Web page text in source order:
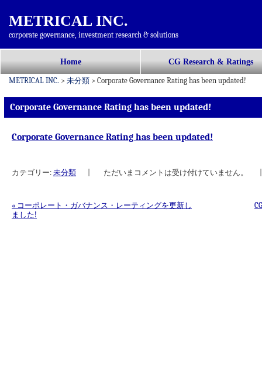
METRICAL INC.
corporate governance, investment research & solutions
メインメニュー
ン
ン
ツ
へ
Home CG Research & Ratings
METRICAL INC. > 未分類 > Corporate Governance Rating has been updated!
Corporate Governance Rating has been updated!
Corporate Governance Rating has been updated!
カテゴリー: 未分類 ただいまコメントは受け付けていません。
投稿ナビゲーション
« コーポレート・ガバナンス・レーティングを更新し
ました!